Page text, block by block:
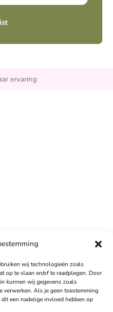
wij technologieën zoals
op te slaan en/of te raadplegen. Door
kunnen wij gegevens zoals
verwerken. Als je geen toestemming
een nadelige invloed hebben op
ervaring